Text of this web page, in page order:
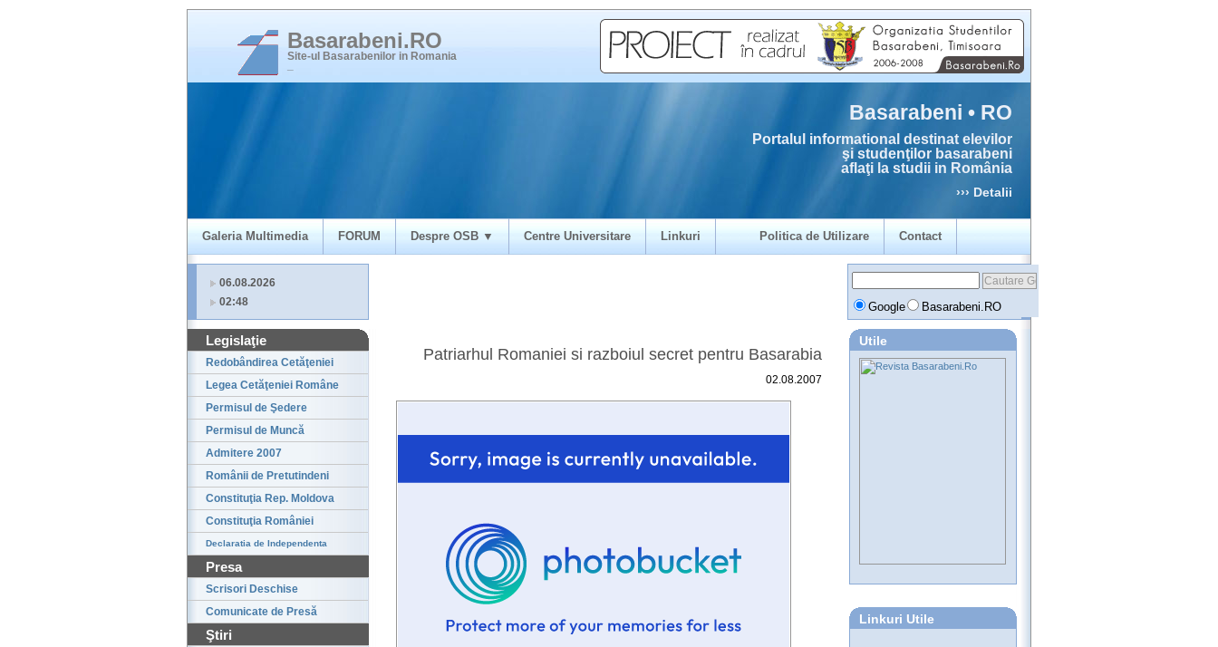
Basarabeni.RO
Site-ul Basarabenilor in Romania
Basarabeni • RO
Portalul informational destinat elevilor
şi studenţilor basarabeni
aflaţi la studii in România
››› Detalii
Galeria Multimedia FORUM Despre OSB ▼ Centre Universitare Linkuri Politica de Utilizare Contact
06.08.2026
02:48
Google Basarabeni.RO
Legislaţie
Redobândirea Cetăţeniei
Legea Cetăţeniei Române
Permisul de Şedere
Permisul de Muncă
Admitere 2007
Românii de Pretutindeni
Constituţia Rep. Moldova
Constituţia României
Declaratia de Independenta
Presa
Scrisori Deschise
Comunicate de Presă
Ştiri
Patriarhul Romaniei si razboiul secret pentru Basarabia
02.08.2007
Utile
Linkuri Utile